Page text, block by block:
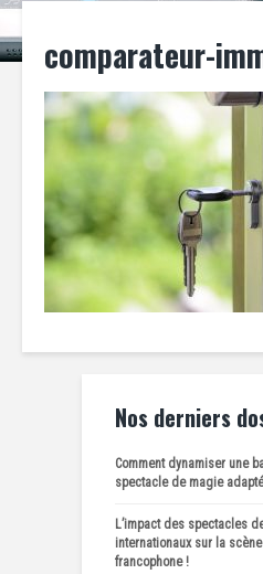
comparateur-
Nos derniers
Comment dynamiser une
spectacle de magie
L’impact des spectacles
internationaux sur la
francophone !